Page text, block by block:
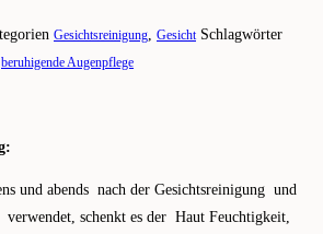
Gesichtsreinigung, Gesicht Schlagwörter
beruhigende Augenpflege
und abends nach der Gesichtsreinigung und
schenkt es der Haut Feuchtigkeit,